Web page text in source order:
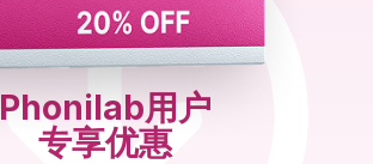
Phonilab用户
专享优惠